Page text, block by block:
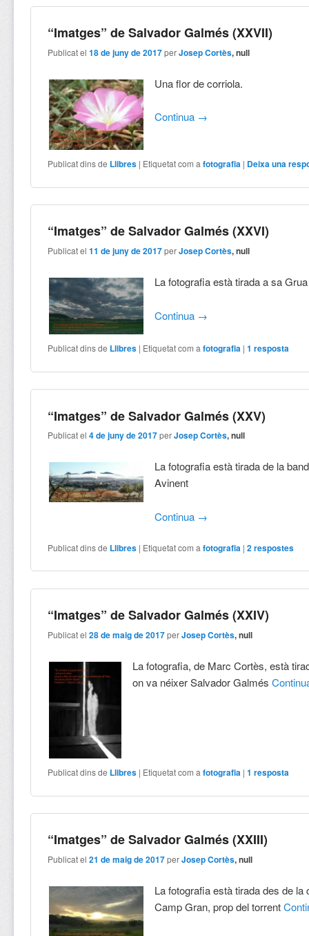
“Imatges” de Salvador Galmés (XXVII)
Publicat el18 de juny de 2017 perJosep Cortès, null
Una flor de corriola.
Continua →
Publicat dins de Llibres | Etiquetat com a fotografia | Deixa una
“Imatges” de Salvador Galmés (XXVI)
Publicat el11 de juny de 2017 perJosep Cortès, null
La fotografia està tirada a sa Grua
Continua →
Publicat dins de Llibres | Etiquetat com a fotografia |1 resposta
“Imatges” de Salvador Galmés (XXV)
Publicat el4 de juny de 2017 perJosep Cortès, null
La fotografia està tirada de la
Avinent
Continua →
Publicat dins de Llibres | Etiquetat com a fotografia |2respostes
“Imatges” de Salvador Galmés (XXIV)
Publicat el28 de maig de 2017 perJosep Cortès, null
La fotografia, de Marc Cortès, està
on va néixer Salvador Galmés
Publicat dins de Llibres | Etiquetat com a fotografia |1 resposta
“Imatges” de Salvador Galmés (XXIII)
Publicat el21 de maig de 2017 perJosep Cortès, null
La fotografia està tirada des de la
Camp Gran, prop del torrent